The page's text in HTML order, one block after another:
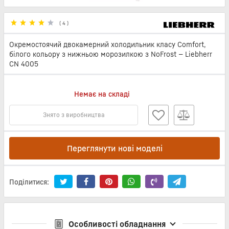
( 4 )
Окремостоячий двокамерний холодильник класу Comfort,
білого кольору з нижньою морозилкою з NoFrost — Liebherr
CN 4005
Немає на складі
Знято з виробництва
Переглянути нові моделі
Поділитися:
Особливості обладнання